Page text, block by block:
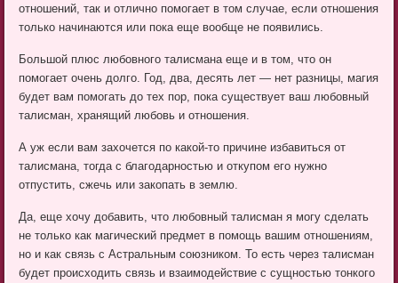
отношений, так и отлично помогает в том случае, если отношения
только начинаются или пока еще вообще не появились.
Большой плюс любовного талисмана еще и в том, что он
помогает очень долго. Год, два, десять лет — нет разницы, магия
будет вам помогать до тех пор, пока существует ваш любовный
талисман, хранящий любовь и отношения.
А уж если вам захочется по какой-то причине избавиться от
талисмана, тогда с благодарностью и откупом его нужно
отпустить, сжечь или закопать в землю.
Да, еще хочу добавить, что любовный талисман я могу сделать
не только как магический предмет в помощь вашим отношениям,
но и как связь с Астральным союзником. То есть через талисман
будет происходить связь и взаимодействие с сущностью тонкого